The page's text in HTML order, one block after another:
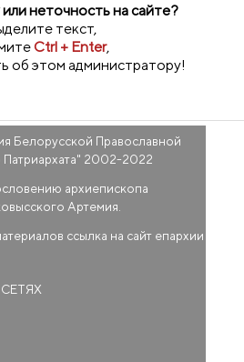
неточность на сайте?
текст,
Ctrl + Enter,
об этом администратору!
Белорусской Православной
" 2002-2022
архиепископа
Артемия.
ссылка на сайт епархии